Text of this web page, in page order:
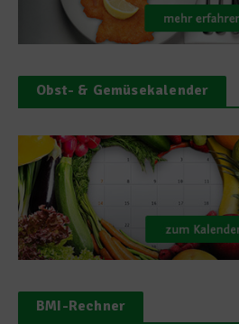
Obst- & Gemüsekalender
BMI-Rechner